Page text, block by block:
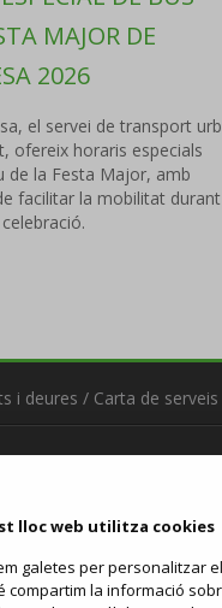
lloc web utilitza cookies
galetes per personalitzar
compartim la informació
MAJOR DE
2026
el servei de transport
ofereix horaris especials
de la Festa Major, amb
facilitar la mobilitat durant
i deures / Carta de serveis
15 - 08243 Manresa
per: